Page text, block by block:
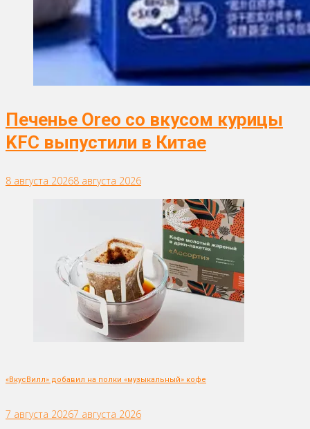
Печенье Oreo со вкусом курицы
KFC выпустили в Китае
8 августа 20268 августа 2026
«ВкусВилл» добавил на полки «музыкальный» кофе
7 августа 20267 августа 2026